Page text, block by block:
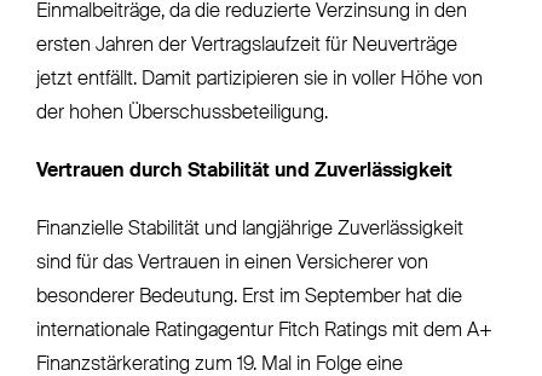
Einmalbeiträge, da die reduzierte Verzinsung in den
ersten Jahren der Vertragslaufzeit für Neuverträge
jetzt entfällt. Damit partizipieren sie in voller Höhe von
der hohen Überschussbeteiligung.
Vertrauen durch Stabilität und Zuverlässigkeit
Finanzielle Stabilität und langjährige Zuverlässigkeit
sind für das Vertrauen in einen Versicherer von
besonderer Bedeutung. Erst im September hat die
internationale Ratingagentur Fitch Ratings mit dem A+
Finanzstärkerating zum 19. Mal in Folge eine